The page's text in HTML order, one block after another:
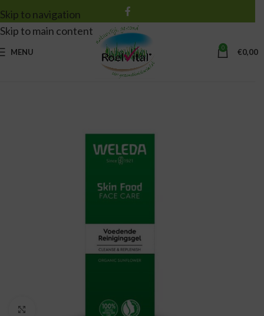
Skip to navigation
Skip to main content
MENU 0 €0,00